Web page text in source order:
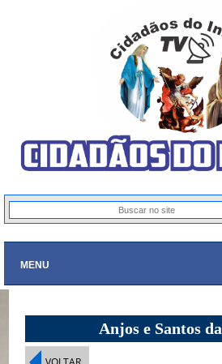
MENU
Anjos e Santos